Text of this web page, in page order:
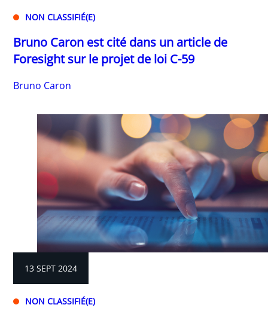
NON CLASSIFIÉ(E)
Bruno Caron est cité dans un article de
Foresight sur le projet de loi C-59
Bruno Caron
13 SEPT 2024
NON CLASSIFIÉ(E)